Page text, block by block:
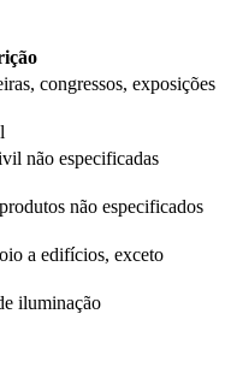
congressos, exposições
não especificadas
não especificados
a edifícios, exceto
iluminação